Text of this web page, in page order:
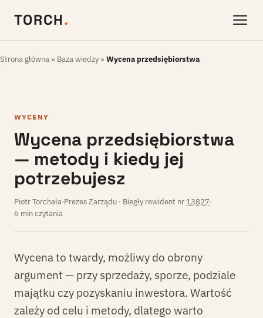
TORCH.
Strona główna» Baza wiedzy»Wycena przedsiębiorstwa
WYCENY
Wycena przedsiębiorstwa
— metody i kiedy jej
potrzebujesz
Piotr Torchała·Prezes Zarządu · Biegły rewident nr 13827·
6 min czytania
Wycena to twardy, możliwy do obrony
argument — przy sprzedaży, sporze, podziale
majątku czy pozyskaniu inwestora. Wartość
zależy od celu i metody, dlatego warto